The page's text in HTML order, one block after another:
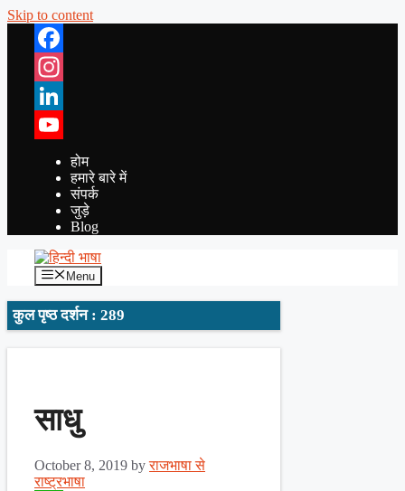
Skip to content
Facebook
Instagram
LinkedIn
YouTube
होम
हमारे बारे में
संपर्क
जुड़े
Blog
Menu
कुल पृष्ठ दर्शन : 289
साधु
October 8, 2019 byराजभाषा से
राष्ट्रभाषा